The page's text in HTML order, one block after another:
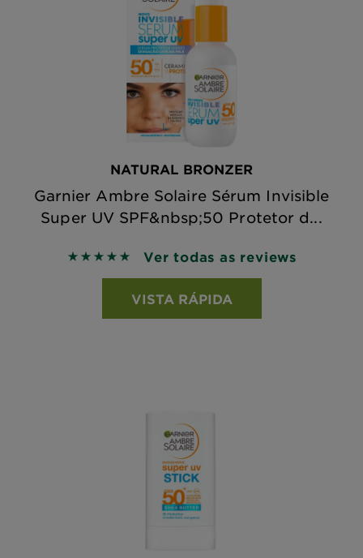
NATURAL BRONZER
Garnier Ambre Solaire Sérum Invisible
Super UV SPF&nbsp;50 Protetor d...
5 out of 5 stars based on reviews
Ver todas as reviews
VISTA RÁPIDA